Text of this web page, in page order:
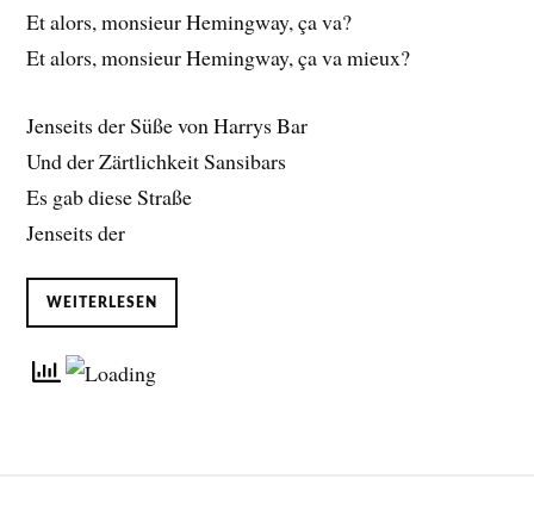
Et alors, monsieur Hemingway, ça va?
Et alors, monsieur Hemingway, ça va mieux?
Jenseits der Süße von Harrys Bar
Und der Zärtlichkeit Sansibars
Es gab diese Straße
Jenseits der
WEITERLESEN